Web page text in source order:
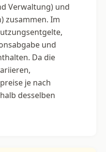
Verwaltung) und
zusammen. Im
und
Da die
je nach
desselben